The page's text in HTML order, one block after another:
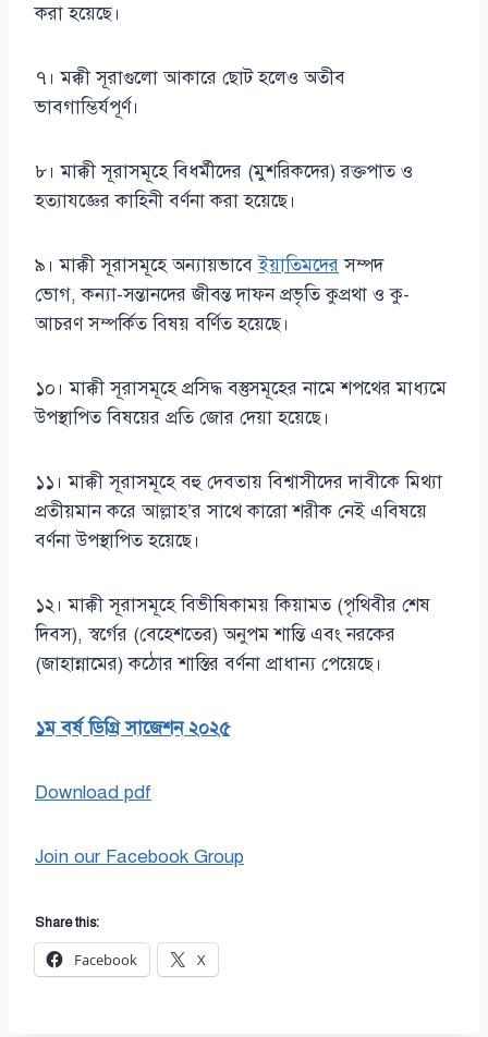
করা হয়েছে।
৭। মক্কী সূরাগুলো আকারে ছোট হলেও অতীব
ভাবগাম্ভির্যপূর্ণ।
৮। মাক্কী সূরাসমূহে বিধর্মীদের (মুশরিকদের) রক্তপাত ও
হত্যাযজ্ঞের কাহিনী বর্ণনা করা হয়েছে।
৯। মাক্কী সূরাসমূহে অন্যায়ভাবেইয়াতিমদেরসম্পদ
ভোগ, কন্যা-সন্তানদের জীবন্ত দাফন প্রভৃতি কুপ্রথা ও কু-
আচরণ সম্পর্কিত বিষয় বর্ণিত হয়েছে।
১০। মাক্কী সূরাসমূহে প্রসিদ্ধ বস্তুসমূহের নামে শপথের মাধ্যমে
উপস্থাপিত বিষয়ের প্রতি জোর দেয়া হয়েছে।
১১। মাক্কী সূরাসমূহে বহু দেবতায় বিশ্বাসীদের দাবীকে মিথ্যা
প্রতীয়মান করে আল্লাহ’র সাথে কারো শরীক নেই এবিষয়ে
বর্ণনা উপস্থাপিত হয়েছে।
১২। মাক্কী সূরাসমূহে বিভীষিকাময় কিয়ামত (পৃথিবীর শেষ
দিবস), স্বর্গের (বেহেশতের) অনুপম শান্তি এবং নরকের
(জাহান্নামের) কঠোর শাস্তির বর্ণনা প্রাধান্য পেয়েছে।
১ম বর্ষ ডিগ্রি সাজেশন ২০২৫
Download pdf
Join our Facebook Group
Share this:
Facebook X